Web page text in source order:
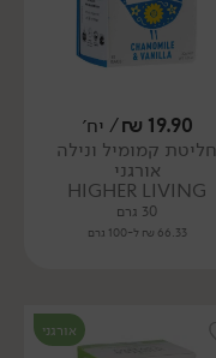
19.90
₪/ יח׳
חליטת קמומיל ונילה
אורגני
HIGHER LIVING
30 גרם
66.33 ₪ ל-100 גרם
אורגני